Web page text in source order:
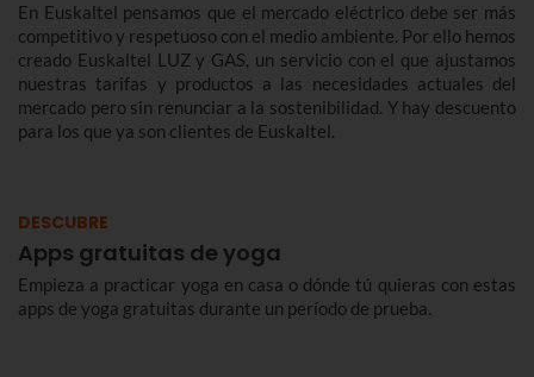
En Euskaltel pensamos que el mercado eléctrico debe ser más
competitivo y respetuoso con el medio ambiente. Por ello hemos
creado Euskaltel LUZ y GAS, un servicio con el que ajustamos
nuestras tarifas y productos a las necesidades actuales del
mercado pero sin renunciar a la sostenibilidad. Y hay descuento
para los que ya son clientes de Euskaltel.
DESCUBRE
Apps gratuitas de yoga
Empieza a practicar yoga en casa o dónde tú quieras con estas
apps de yoga gratuitas durante un período de prueba.